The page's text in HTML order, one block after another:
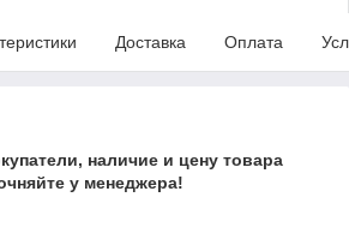
Доставка Оплата
наличие и цену товара
у менеджера!